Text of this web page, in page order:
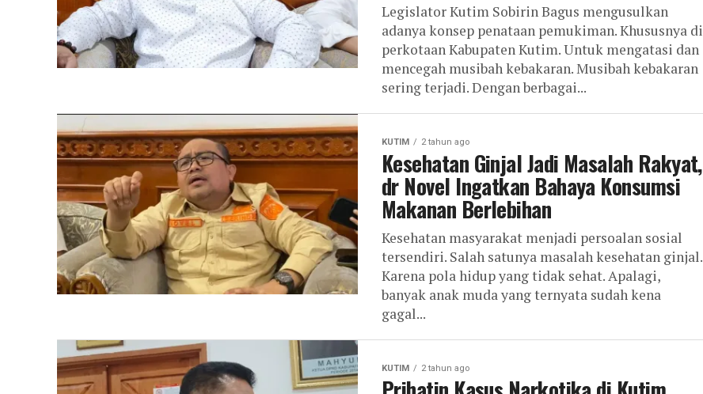
Legislator Kutim Sobirin Bagus mengusulkan
adanya konsep penataan pemukiman. Khususnya di
perkotaan Kabupaten Kutim. Untuk mengatasi dan
mencegah musibah kebakaran. Musibah kebakaran
sering terjadi. Dengan berbagai...
KUTIM 2 tahun ago
Kesehatan Ginjal Jadi Masalah Rakyat,
dr Novel Ingatkan Bahaya Konsumsi
Makanan Berlebihan
Kesehatan masyarakat menjadi persoalan sosial
tersendiri. Salah satunya masalah kesehatan ginjal.
Karena pola hidup yang tidak sehat. Apalagi,
banyak anak muda yang ternyata sudah kena
gagal...
KUTIM 2 tahun ago